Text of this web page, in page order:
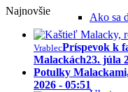
Ako sa
Najnovšie
VrablecPríspevok k
Malackách23. júla
Potulky
2026 - 05:51